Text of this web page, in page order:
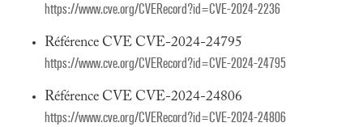
https://www.cve.org/CVERecord?id=CVE-2024-2236
Référence CVE CVE-2024-24795
https://www.cve.org/CVERecord?id=CVE-2024-24795
Référence CVE CVE-2024-24806
https://www.cve.org/CVERecord?id=CVE-2024-24806